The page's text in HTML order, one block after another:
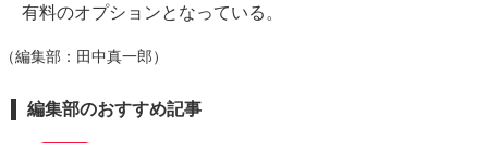
有料のオプションとなっている。
（編集部：田中真一郎）
編集部のおすすめ記事